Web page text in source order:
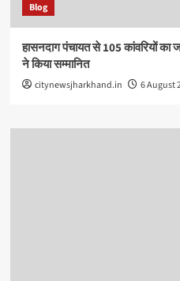
Blog
हासनदाग पंचायत से 105 कांवरियों का
ने किया सम्मानित
citynewsjharkhand.in 6 August